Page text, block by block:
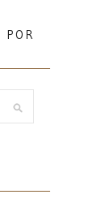
POR